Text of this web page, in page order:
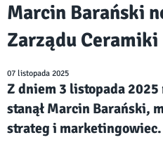
Marcin Barański
Zarządu Ceramiki
07 listopada 2025
Z dniem 3 listopada 2025
stanął Marcin Barański,
strateg i marketingowiec.